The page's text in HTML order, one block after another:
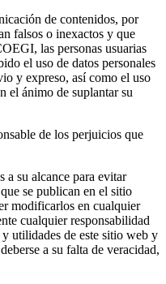
de contenidos, por
falsos o inexactos y que
las personas usuarias
el uso de datos personales
y expreso, así como el uso
el ánimo de suplantar su
de los perjuicios que
a su alcance para evitar
se publican en el sitio
modificarlos en cualquier
cualquier responsabilidad
utilidades de este sitio web y
a su falta de veracidad,